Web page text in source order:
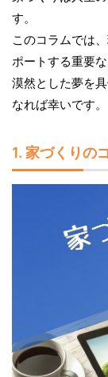
す。
このコラムでは
ポートする重要
漠然とした夢を
なれば幸いです。
1. 家づくりの